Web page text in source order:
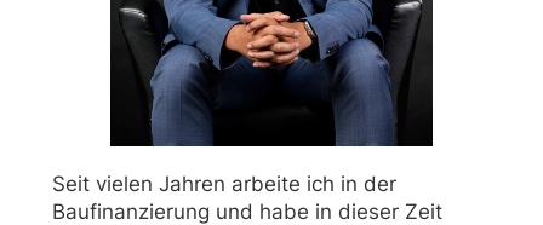
Seit vielen Jahren arbeite ich in der
Baufinanzierung und habe in dieser Zeit